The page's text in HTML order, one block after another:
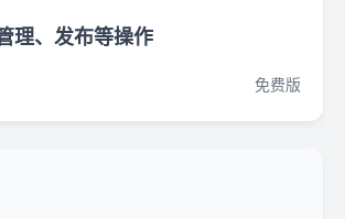
理、发布等操作
免费版